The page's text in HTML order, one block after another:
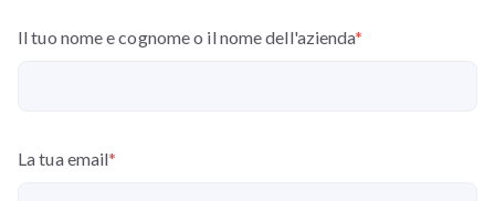
Il tuo nome e cognome o il nome dell'azienda*
La tua email*